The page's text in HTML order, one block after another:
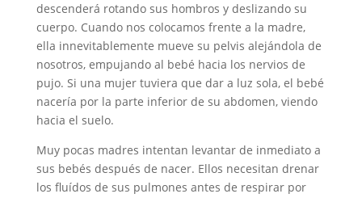
descenderá rotando sus hombros y deslizando su
cuerpo. Cuando nos colocamos frente a la madre,
ella innevitablemente mueve su pelvis alejándola de
nosotros, empujando al bebé hacia los nervios de
pujo. Si una mujer tuviera que dar a luz sola, el bebé
nacería por la parte inferior de su abdomen, viendo
hacia el suelo.
Muy pocas madres intentan levantar de inmediato a
sus bebés después de nacer. Ellos necesitan drenar
los fluídos de sus pulmones antes de respirar por